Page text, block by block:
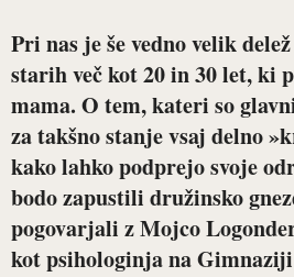
Pri nas je še vedno velik
starih več kot 20 in 30 let, ki
mama. O tem, kateri so
za takšno stanje vsaj delno
kako lahko podprejo svoje
bodo zapustili družinsko
pogovarjali z Mojco
kot psihologinja na